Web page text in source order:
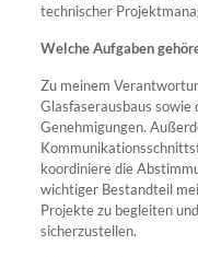
technischer
Welche Aufgaben
Zu meinem
Glasfaserausbaus
Genehmigungen.
koordiniere die
wichtiger Bestandteil
Projekte zu begleiten
sicherzustellen.